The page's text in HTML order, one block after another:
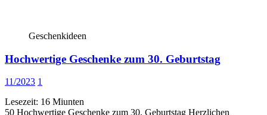
Geschenkideen
Hochwertige Geschenke zum 30. Geburtstag
11/2023 1
Lesezeit: 16 Miunten
50 Hochwertige Geschenke zum 30. Geburtstag Herzlichen